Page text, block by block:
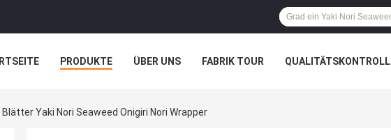
PRODUKTE ÜBER UNS FABRIK TOUR
Blätter Yaki Nori Seaweed Onigiri Nori Wrapper